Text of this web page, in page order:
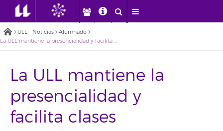
ULL - Noticias
Alumnado
La ULL mantiene la presencialidad y facilita clases telemáticas a los infectados por COVID-19
La ULL mantiene la
presencialidad y
facilita clases